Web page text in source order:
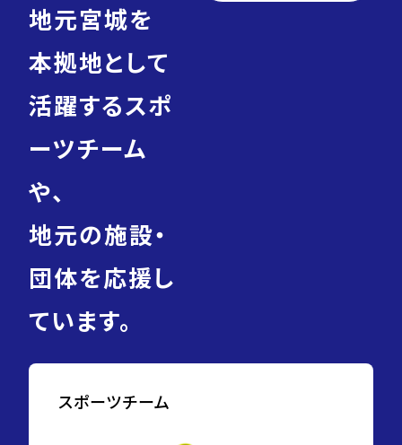
地元宮城を
本拠地として
活躍するスポ
ーツチーム
や、
地元の施設・
団体を応援し
ています。
スポーツチーム